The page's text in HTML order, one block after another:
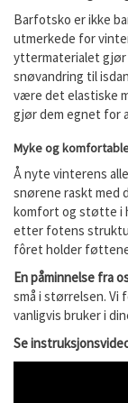
Barfotsko er ikke
utmerkede for
yttermaterialet
snøvandring til
være det elastiske
gjør dem egnet for
Myke og
Å nyte vinterens
snørene raskt med
komfort og støtte i
etter fotens
fôret holder
En påminnelse fra
små i størrelsen. Vi
vanligvis bruker i
Se